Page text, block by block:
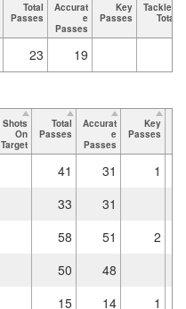
Total
Passes
Accurat
e
Passes
Key
Passes
Tackles
Total
23 19
Shots
On
Target
Total
Passes
Accurat
e
Passes
Key
Passes
41 31
1
33
31
58 51
2
50
48
15 14
1